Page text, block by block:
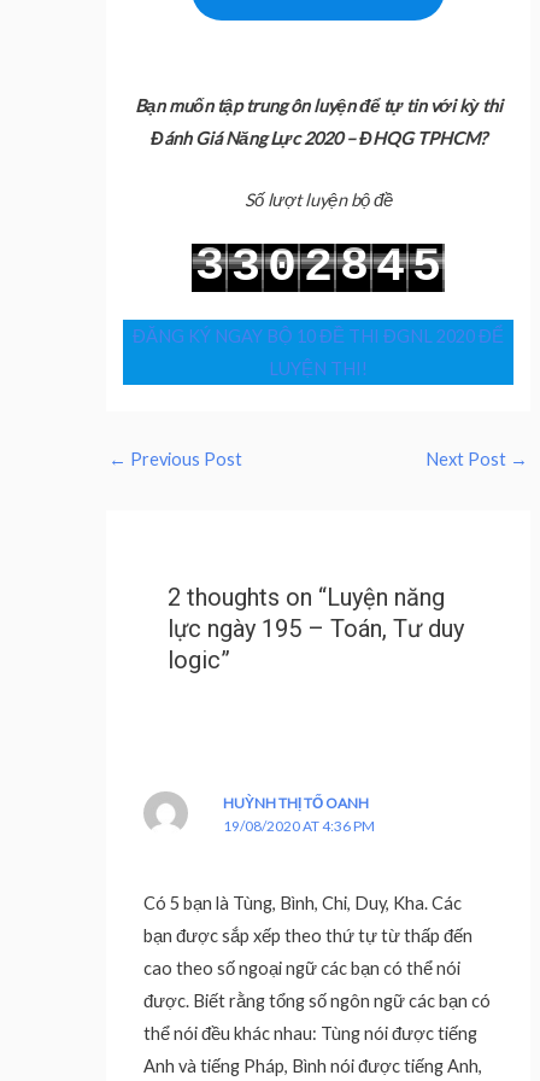
Bạn muốn tập trung ôn luyện để tự tin với kỳ thi
Đánh Giá Năng Lực 2020 – ĐHQG TPHCM?
Số lượt luyện bộ đề
3
4
3
4
0
1
2
3
8
95
4
6
5
ĐĂNG KÝ NGAY BỘ 10 ĐỀ THI ĐGNL 2020 ĐỂ
LUYỆN THI!
← Previous Post Next Post →
2 thoughts on “Luyện năng
lực ngày 195 – Toán, Tư duy
logic”
HUỲNH THỊ TỐ OANH
19/08/2020 AT 4:36 PM
Có 5 bạn là Tùng, Bình, Chi, Duy, Kha. Các
bạn được sắp xếp theo thứ tự từ thấp đến
cao theo số ngoại ngữ các bạn có thể nói
được. Biết rằng tổng số ngôn ngữ các bạn có
thể nói đều khác nhau: Tùng nói được tiếng
Anh và tiếng Pháp, Bình nói được tiếng Anh,